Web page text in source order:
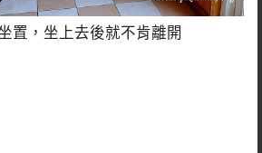
置，坐上去後就不肯離開